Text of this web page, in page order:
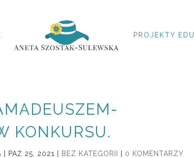
PROJEKTY EDU
KONKURSU.
PAŹ 25, 2021 BEZ KATEGORII 0 KOMENTARZY